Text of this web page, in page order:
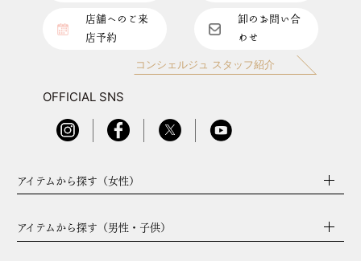
店舗へのご来
店予約
卸のお問い合
わせ
コンシェルジュ スタッフ紹介
OFFICIAL SNS
アイテムから探す（女性）
アイテムから探す（男性・子供）